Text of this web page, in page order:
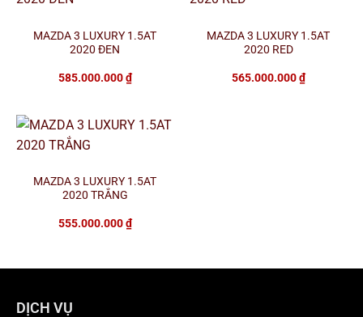
MAZDA 3 LUXURY 1.5AT
2020 ĐEN
585.000.000₫
MAZDA 3 LUXURY 1.5AT
2020 RED
565.000.000₫
MAZDA 3 LUXURY 1.5AT
2020 TRẮNG
555.000.000₫
DỊCH VỤ